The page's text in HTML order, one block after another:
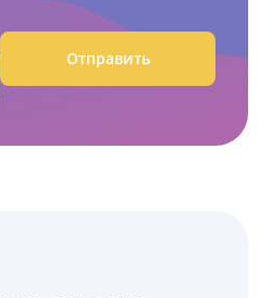
Отправить